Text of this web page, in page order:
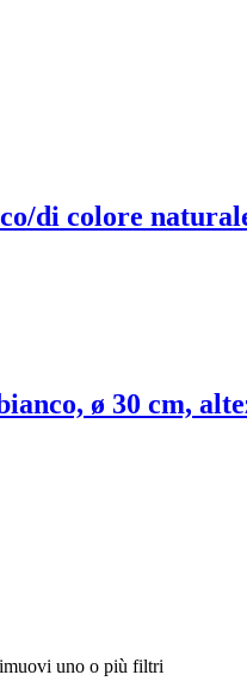
di colore
ø 30 cm,
uno o più filtri